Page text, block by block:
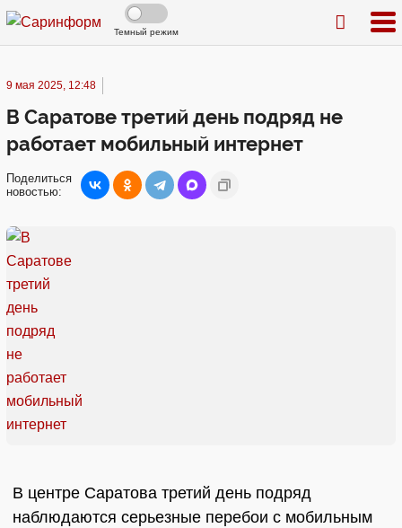
Темный режим
9 мая 2025, 12:48
В Саратове третий день подряд не
работает мобильный интернет
Поделиться
новостью:
В центре Саратова третий день подряд
наблюдаются серьезные перебои с мобильным